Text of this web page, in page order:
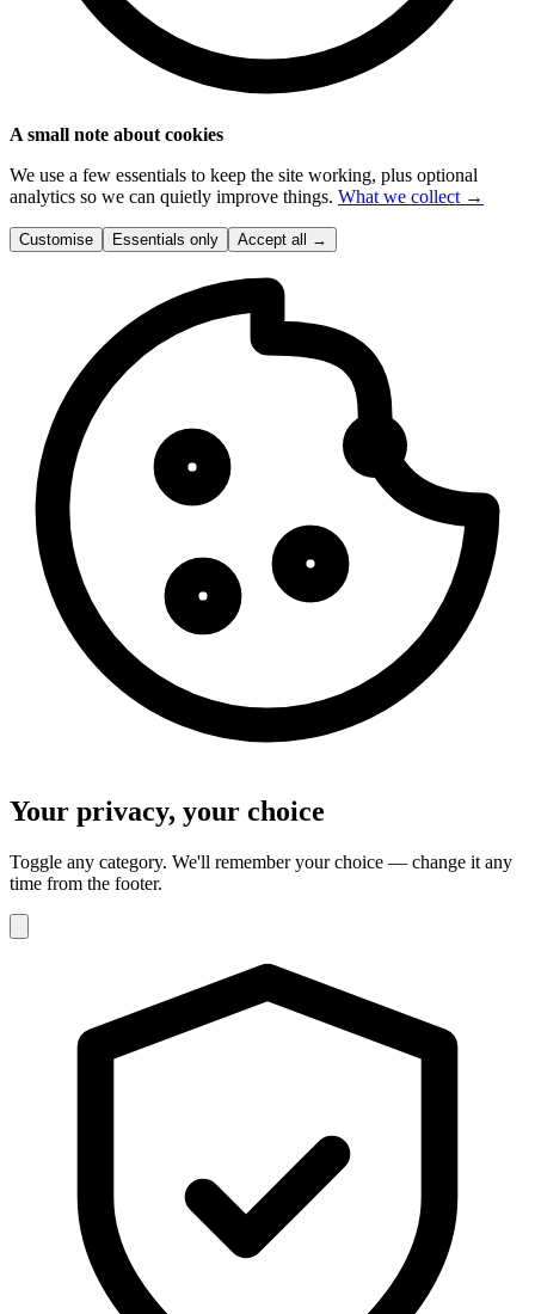
A small note about cookies
We use a few essentials to keep the site working, plus optional
analytics so we can quietly improve things. What we collect →
Customise Essentials only Accept all →
Your privacy, your choice
Toggle any category. We'll remember your choice — change it any
time from the footer.